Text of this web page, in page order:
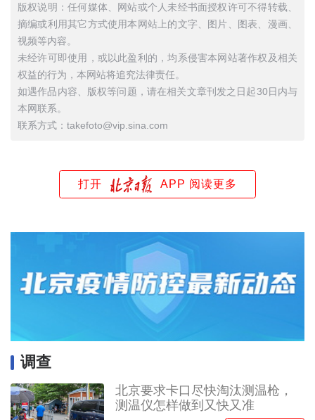
版权说明：任何媒体、网站或个人未经书面授权许可不得转载、
摘编或利用其它方式使用本网站上的文字、图片、图表、漫画、
视频等内容。
未经许可即使用，或以此盈利的，均系侵害本网站著作权及相关
权益的行为，本网站将追究法律责任。
如遇作品内容、版权等问题，请在相关文章刊发之日起30日内与
本网联系。
联系方式：takefoto@vip.sina.com
打开 APP 阅读更多
调查
北京要求卡口尽快淘汰测温枪，
测温仪怎样做到又快又准